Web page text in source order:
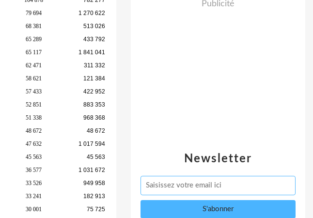
79 694
1 270 622
68 381
513 026
65 289
433 792
65 117
1 841 041
62 471
311 332
58 621
121 384
57 433
422 952
52 851
883 353
51 338
968 368
48 672
48 672
47 632
1 017 594
45 563
45 563
36 577
1 031 672
33 526
949 958
33 241
182 913
30 001
75 725
Newsletter
Publicité